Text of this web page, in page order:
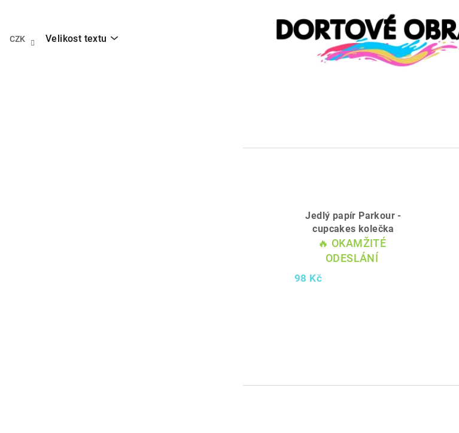
obsah
CZK Velikost textu
Jedlý papír Parkour -
cupcakes kolečka
🔥 OKAMŽITÉ
ODESLÁNÍ
98 Kč